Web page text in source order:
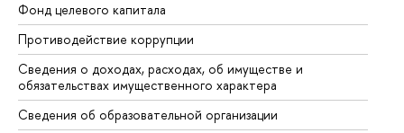
Фонд целевого капитала
Противодействие коррупции
Сведения о доходах, расходах, об имуществе и
обязательствах имущественного характера
Сведения об образовательной организации